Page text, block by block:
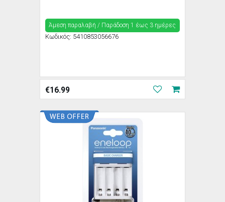
Άμεση παραλαβή / Παράδoση 1 έως 3 ημέρες
Κωδικός: 5410853056676
€16.99